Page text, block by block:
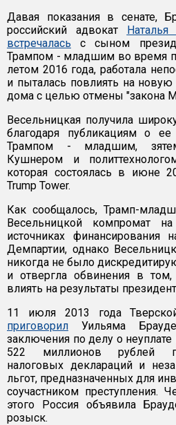
Давая показания в сенате,
российский адвокат Наталья
встречалась с сыном
Трампом - младшим во время
летом 2016 года, работала
и пыталась повлиять на
дома с целью отмены "закона
Весельницкая получила
благодаря публикациям о
Трампом - младшим,
Кушнером и
которая состоялась в июне
Trump Tower.
Как сообщалось, Трамп-
Весельницкой компромат
источниках финансирования
Демпартии, однако
никогда не было
и отвергла обвинения в
влиять на результаты
11 июля 2013 года
приговорил Уильяма
заключения по делу о
522 миллионов рублей
налоговых деклараций и
льгот, предназначенных для
соучастником преступления.
этого Россия объявила
розыск.